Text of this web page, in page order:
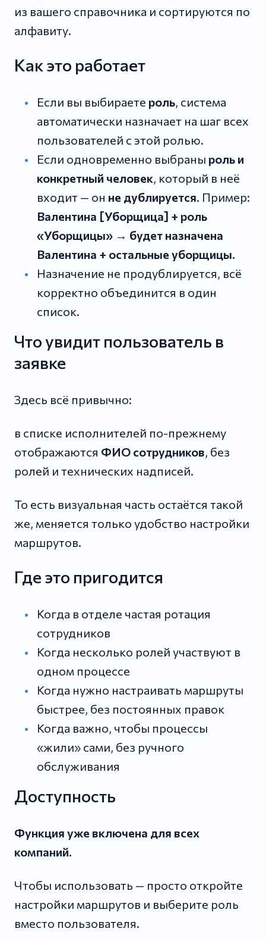
из вашего справочника и сортируются по
алфавиту.
Как это работает
Если вы выбираете роль, система
автоматически назначает на шаг всех
пользователей с этой ролью.
Если одновременно выбраны роль и
конкретный человек, который в неё
входит — он не дублируется. Пример:
Валентина [Уборщица] + роль
«Уборщицы» → будет назначена
Валентина + остальные уборщицы.
Назначение не продублируется, всё
корректно объединится в один
список.
Что увидит пользователь в
заявке
Здесь всё привычно:
в списке исполнителей по-прежнему
отображаются ФИО сотрудников, без
ролей и технических надписей.
То есть визуальная часть остаётся такой
же, меняется только удобство настройки
маршрутов.
Где это пригодится
Когда в отделе частая ротация
сотрудников
Когда несколько ролей участвуют в
одном процессе
Когда нужно настраивать маршруты
быстрее, без постоянных правок
Когда важно, чтобы процессы
«жили» сами, без ручного
обслуживания
Доступность
Функция уже включена для всех
компаний.
Чтобы использовать — просто откройте
настройки маршрутов и выберите роль
вместо пользователя.